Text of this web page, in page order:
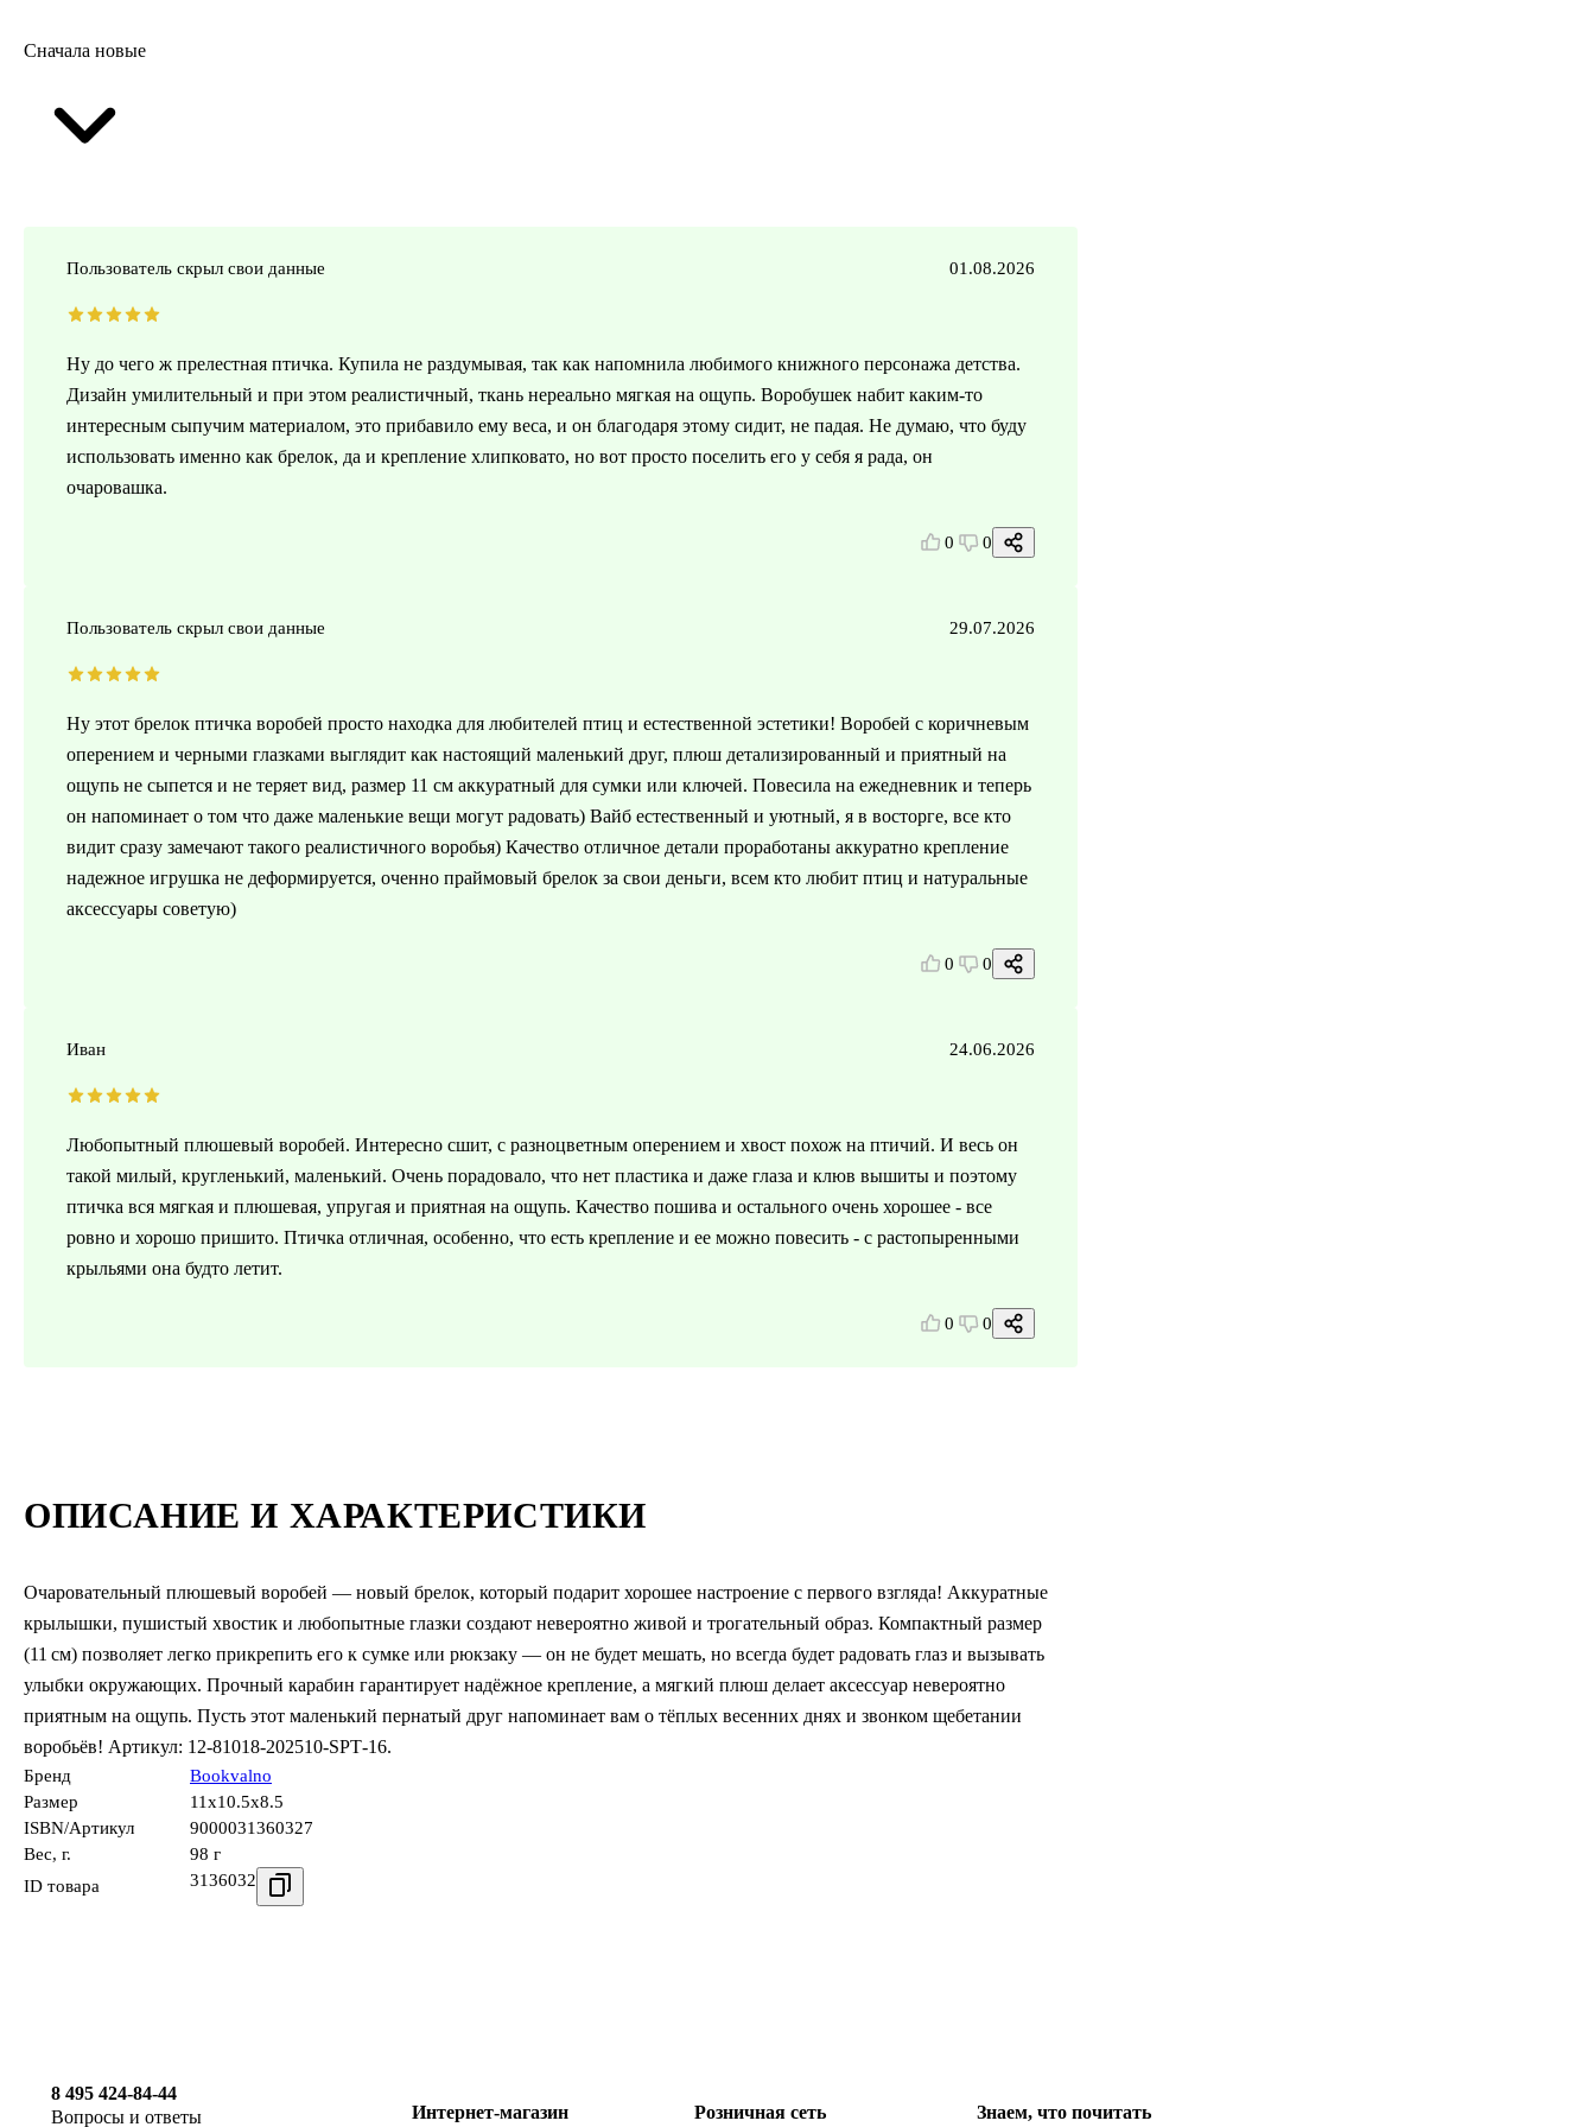
ОПИСАНИЕ И ХАРАКТЕРИСТИКИ
Очаровательный плюшевый воробей — новый брелок, который подарит хорошее настроение с первого взгляда! Аккуратные
крылышки, пушистый хвостик и любопытные глазки создают невероятно живой и трогательный образ. Компактный размер
(11 см) позволяет легко прикрепить его к сумке или рюкзаку — он не будет мешать, но всегда будет радовать глаз и вызывать
улыбки окружающих. Прочный карабин гарантирует надёжное крепление, а мягкий плюш делает аксессуар невероятно
приятным на ощупь. Пусть этот маленький пернатый друг напоминает вам о тёплых весенних днях и звонком щебетании
воробьёв! Артикул: 12‑81018‑202510‑SPT‑16.
Бренд
Bookvalno
Размер
11x10.5x8.5
ISBN/Артикул
9000031360327
Вес, г.
98 г
ID товара
3136032
Сначала новые
Пользователь скрыл свои данные 01.08.2026
Ну до чего ж прелестная птичка. Купила не раздумывая, так как напомнила любимого книжного персонажа детства.
Дизайн умилительный и при этом реалистичный, ткань нереально мягкая на ощупь. Воробушек набит каким-то
интересным сыпучим материалом, это прибавило ему веса, и он благодаря этому сидит, не падая. Не думаю, что буду
использовать именно как брелок, да и крепление хлипковато, но вот просто поселить его у себя я рада, он
очаровашка.
0 0
Пользователь скрыл свои данные 29.07.2026
Ну этот брелок птичка воробей просто находка для любителей птиц и естественной эстетики! Воробей с коричневым
оперением и черными глазками выглядит как настоящий маленький друг, плюш детализированный и приятный на
ощупь не сыпется и не теряет вид, размер 11 см аккуратный для сумки или ключей. Повесила на ежедневник и теперь
он напоминает о том что даже маленькие вещи могут радовать) Вайб естественный и уютный, я в восторге, все кто
видит сразу замечают такого реалистичного воробья) Качество отличное детали проработаны аккуратно крепление
надежное игрушка не деформируется, оченно праймовый брелок за свои деньги, всем кто любит птиц и натуральные
аксессуары советую)
0 0
Иван 24.06.2026
Любопытный плюшевый воробей. Интересно сшит, с разноцветным оперением и хвост похож на птичий. И весь он
такой милый, кругленький, маленький. Очень порадовало, что нет пластика и даже глаза и клюв вышиты и поэтому
птичка вся мягкая и плюшевая, упругая и приятная на ощупь. Качество пошива и остального очень хорошее - все
ровно и хорошо пришито. Птичка отличная, особенно, что есть крепление и ее можно повесить - с растопыренными
крыльями она будто летит.
0 0
8 495 424-84-44
Вопросы и ответы
Интернет-магазин Розничная сеть Знаем, что почитать